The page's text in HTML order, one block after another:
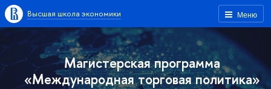
Меню
Высшая школа экономики
Магистерская программа
«Международная торговая политика»